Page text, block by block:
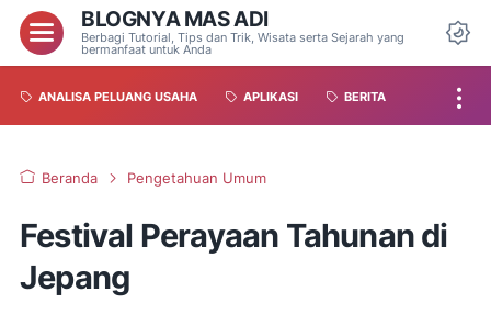
BLOGNYA MAS ADI
Berbagi Tutorial, Tips dan Trik, Wisata serta Sejarah yang
bermanfaat untuk Anda
ANALISA PELUANG USAHA APLIKASI BERITA
Beranda Pengetahuan Umum
Festival Perayaan Tahunan di
Jepang